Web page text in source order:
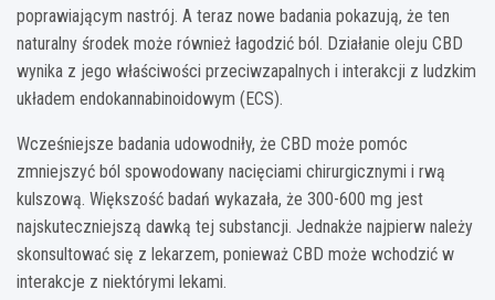
poprawiającym nastrój. A teraz nowe badania pokazują, że ten
naturalny środek może również łagodzić ból. Działanie oleju CBD
wynika z jego właściwości przeciwzapalnych i interakcji z ludzkim
układem endokannabinoidowym (ECS).
Wcześniejsze badania udowodniły, że CBD może pomóc
zmniejszyć ból spowodowany nacięciami chirurgicznymi i rwą
kulszową. Większość badań wykazała, że 300-600 mg jest
najskuteczniejszą dawką tej substancji. Jednakże najpierw należy
skonsultować się z lekarzem, ponieważ CBD może wchodzić w
interakcje z niektórymi lekami.